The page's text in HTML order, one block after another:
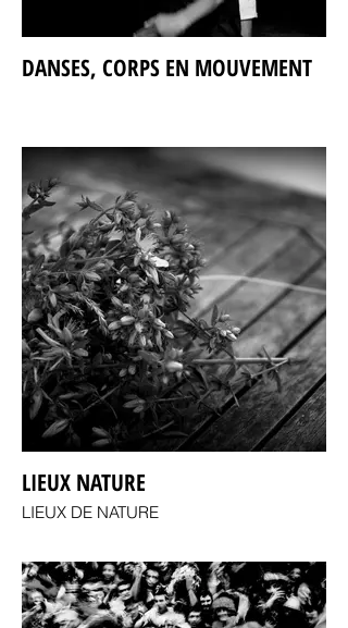
DANSES, CORPS EN MOUVEMENT
LIEUX NATURE
LIEUX DE NATURE